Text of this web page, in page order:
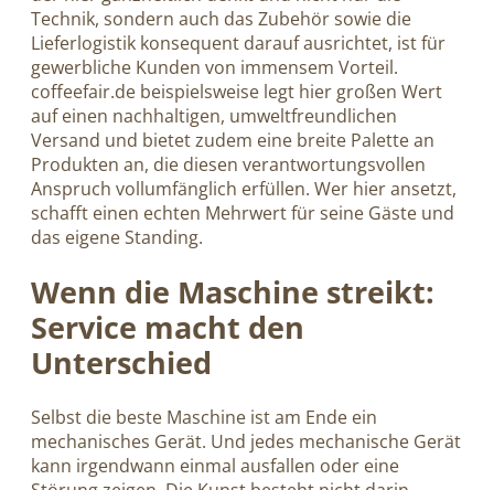
Technik, sondern auch das Zubehör sowie die
Lieferlogistik konsequent darauf ausrichtet, ist für
gewerbliche Kunden von immensem Vorteil.
coffeefair.de beispielsweise legt hier großen Wert
auf einen nachhaltigen, umweltfreundlichen
Versand und bietet zudem eine breite Palette an
Produkten an, die diesen verantwortungsvollen
Anspruch vollumfänglich erfüllen. Wer hier ansetzt,
schafft einen echten Mehrwert für seine Gäste und
das eigene Standing.
Wenn die Maschine streikt:
Service macht den
Unterschied
Selbst die beste Maschine ist am Ende ein
mechanisches Gerät. Und jedes mechanische Gerät
kann irgendwann einmal ausfallen oder eine